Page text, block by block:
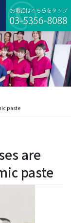
paste
are
paste